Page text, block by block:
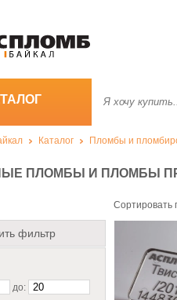
Каталог Пломбы и
ПЛОМБЫ И ПЛОМБЫ
фильтр
до:
Сортировать